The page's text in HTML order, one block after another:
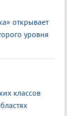
открывает
уровня
классов